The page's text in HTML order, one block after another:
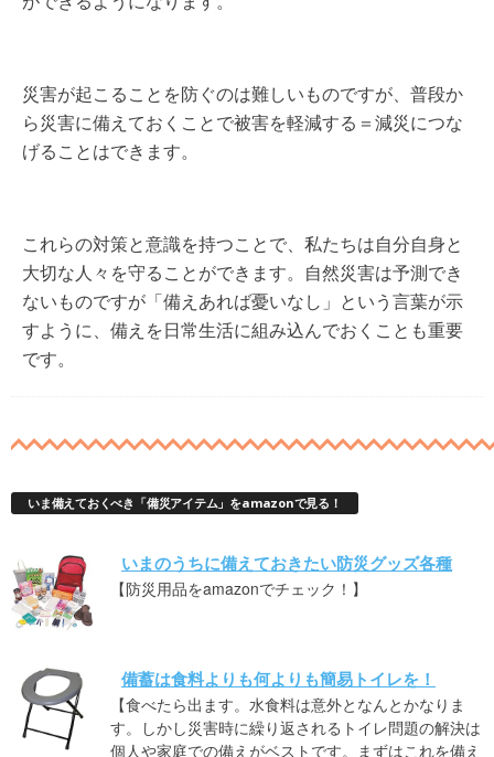
災害が起こることを防ぐのは難しいものですが、普段か
ら災害に備えておくことで被害を軽減する＝減災につな
げることはできます。
これらの対策と意識を持つことで、私たちは自分自身と
大切な人々を守ることができます。自然災害は予測でき
ないものですが「備えあれば憂いなし」という言葉が示
すように、備えを日常生活に組み込んでおくことも重要
です。
いま備えておくべき「備災アイテム」をamazonで見る！
いまのうちに備えておきたい防災グッズ各種
【防災用品をamazonでチェック！】
備蓄は食料よりも何よりも簡易トイレを！
【食べたら出ます。水食料は意外となんとかなりま
す。しかし災害時に繰り返されるトイレ問題の解決は
個人や家庭での備えがベストです。まずはこれを備え